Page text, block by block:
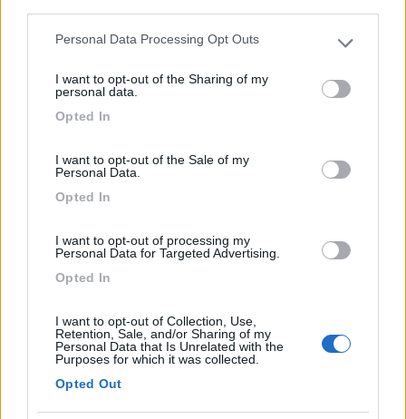
Please note that this website/app uses one or more Google
not limited to your visit or usage behaviour. You may click to
grant or deny consent to Google and its third-party tags to
use your data for below specified purposes in below Google
Personal Data Processing Opt Outs
I want to opt-out of the Sharing of my
personal data.
Opted In
I want to opt-out of the Sale of my
Personal Data.
Opted In
I want to opt-out of processing my
Personal Data for Targeted Advertising.
Opted In
I want to opt-out of Collection, Use,
Retention, Sale, and/or Sharing of my
Personal Data that Is Unrelated with the
Purposes for which it was collected.
Opted Out
La struttura, immersa tra ulivi e vigneti, dispone di agr...
Villa Castelli (BR) - 46.5km
Strada Masseria Tagliavanti, 1
Area di sosta (AA)
Agriturismo Nonna Rosa